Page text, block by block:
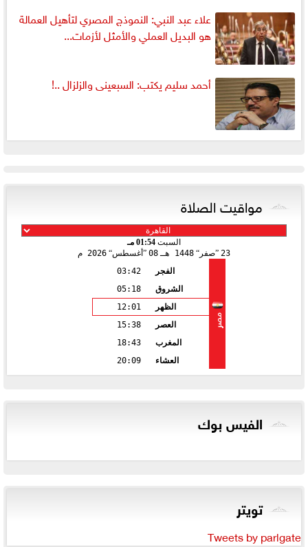
علاء عبد النبي: النموذج المصري لتأهيل العمالة
هو البديل العملي والأمثل لأزمات...
أحمد سليم يكتب: السبعينى والزلزال ..!
مواقيت الصلاة
السبت 01:54 مـ
23
صفر 1448 هـ 08 أغسطس 2026 م
مصر
الفجر
03:42
الشروق
05:18
الظهر
12:01
العصر
15:38
المغرب
18:43
العشاء
20:09
الفيس بوك
تويتر
Tweets by parlgate